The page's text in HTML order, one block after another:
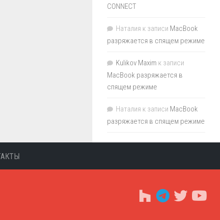
CONNECT
Наталия к записи MacBook
разряжается в спящем режиме
Kulikov Maxim к записи
MacBook разряжается в
спящем режиме
Наталия к записи MacBook
разряжается в спящем режиме